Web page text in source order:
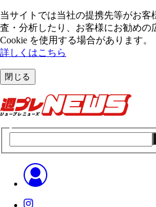
当サイトでは当社の提携先等がお客
査・分析したり、お客様にお勧めの
Cookie を使⽤する場合があります。
詳しくはこちら
閉じる